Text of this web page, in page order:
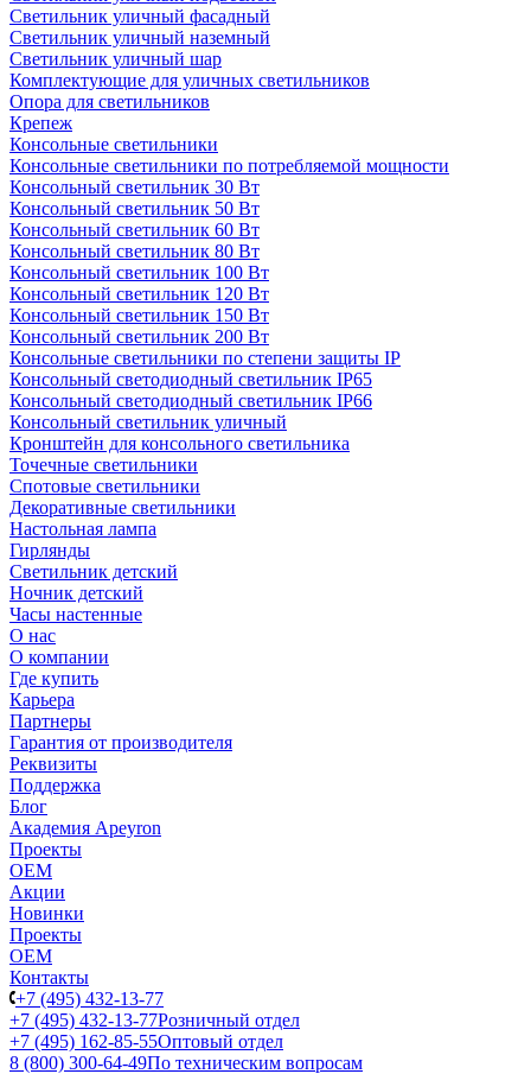
Светильник уличный фасадный
Светильник уличный наземный
Cветильник уличный шар
Комплектующие для уличных светильников
Опора для светильников
Крепеж
Консольные светильники
Консольные светильники по потребляемой мощности
Консольный светильник 30 Вт
Консольный светильник 50 Вт
Консольный светильник 60 Вт
Консольный светильник 80 Вт
Консольный светильник 100 Вт
Консольный светильник 120 Вт
Консольный светильник 150 Вт
Консольный светильник 200 Вт
Консольные светильники по степени защиты IP
Консольный светодиодный светильник IP65
Консольный светодиодный светильник IP66
Консольный светильник уличный
Кронштейн для консольного светильника
Точечные светильники
Спотовые светильники
Декоративные светильники
Настольная лампа
Гирлянды
Светильник детский
Ночник детский
Часы настенные
О нас
О компании
Где купить
Карьера
Партнеры
Гарантия от производителя
Реквизиты
Поддержка
Блог
Академия Apeyron
Проекты
ОЕМ
Акции
Новинки
Проекты
ОЕМ
Контакты
+7 (495) 432-13-77
+7 (495) 432-13-77Розничный отдел
+7 (495) 162-85-55Оптовый отдел
8 (800) 300-64-49По техническим вопросам